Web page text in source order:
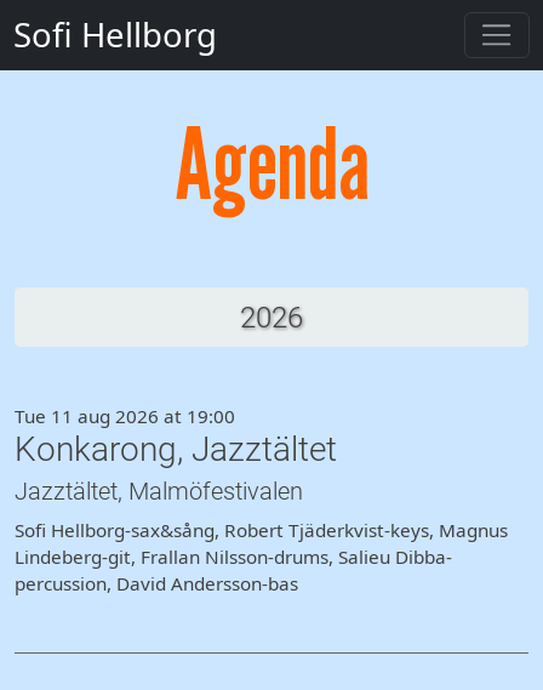
Sofi Hellborg
Agenda
2026
Tue 11 aug 2026 at 19:00
Konkarong, Jazztältet
Jazztältet, Malmöfestivalen
Sofi Hellborg-sax&sång, Robert Tjäderkvist-keys, Magnus
Lindeberg-git, Frallan Nilsson-drums, Salieu Dibba-
percussion, David Andersson-bas